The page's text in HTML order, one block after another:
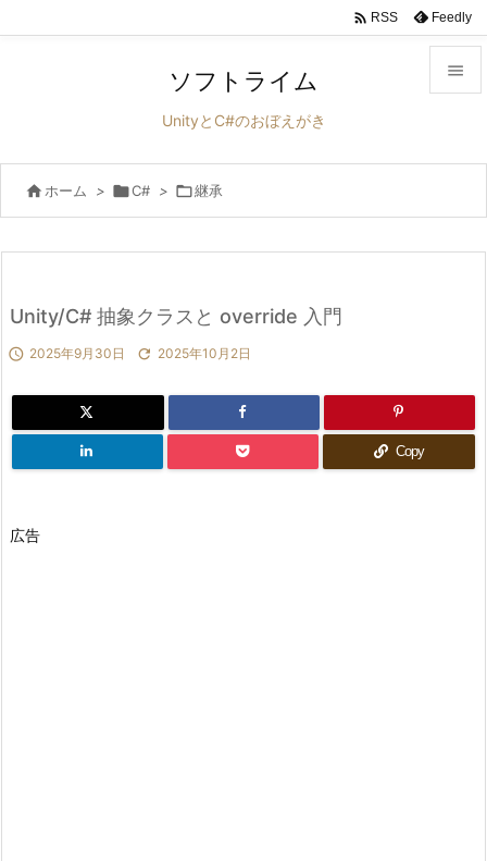


前へ
 RSS Feedly
ソフトライム
UnityとC#のおぼえがき
 ホーム > C# > 継承
Unity/C# 抽象クラスと override 入門
 2025年9月30日  2025年10月2日
Copy
広告